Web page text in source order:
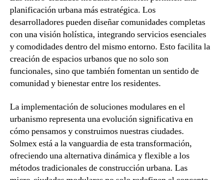
planificación urbana más estratégica. Los
desarrolladores pueden diseñar comunidades completas
con una visión holística, integrando servicios esenciales
y comodidades dentro del mismo entorno. Esto facilita la
creación de espacios urbanos que no solo son
funcionales, sino que también fomentan un sentido de
comunidad y bienestar entre los residentes.
La implementación de soluciones modulares en el
urbanismo representa una evolución significativa en
cómo pensamos y construimos nuestras ciudades.
Solmex está a la vanguardia de esta transformación,
ofreciendo una alternativa dinámica y flexible a los
métodos tradicionales de construcción urbana. Las